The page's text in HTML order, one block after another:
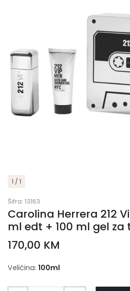
1 / 1
Šifra: 13163
Carolina Herrera 212
ml edt + 100 ml gel
170,00 KM
Veličina: 100ml